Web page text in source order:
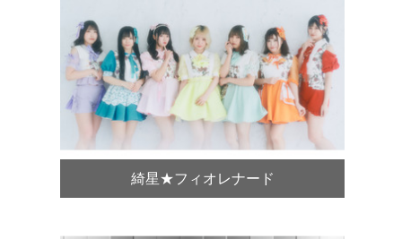
綺星★フィオレナード